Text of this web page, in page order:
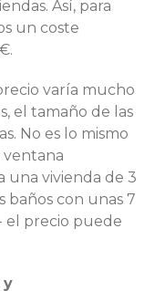
Así, para
un coste
varía mucho
el tamaño de las
No es lo mismo
una vivienda de 3
baños con unas 7
el precio puede
y